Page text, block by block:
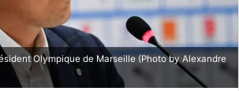
Olympique de Marseille (Photo by Alexandre